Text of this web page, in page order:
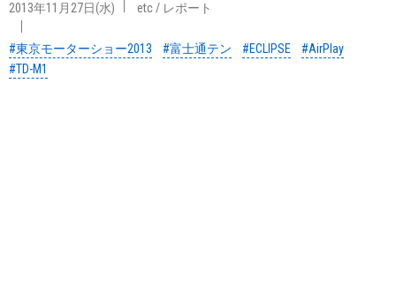
2013年11月27日(水) etc/ レポート
#東京モーターショー2013 #富士通テン #ECLIPSE
#AirPlay
#TD-M1